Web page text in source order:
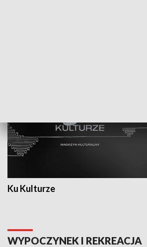
Ku Kulturze
WYPOCZYNEK I REKREACJA